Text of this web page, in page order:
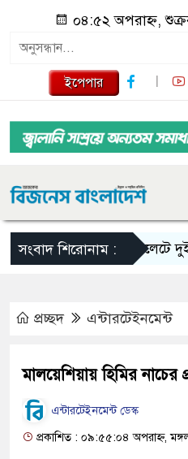
০৪:৫২ অপরাহ্ন,
ইপেপার
সংবাদ শিরোনাম :সিলেটে দুই
প্রচ্ছদ এন্টারটেইনমেন্ট
মালয়েশিয়ায় হিমির নাচের
এন্টারটেইনমেন্ট ডেস্ক
প্রকাশিত : ০৯:৫৫:০৪ অপরাহ্ন,